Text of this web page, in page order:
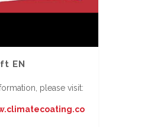
EN
please visit: